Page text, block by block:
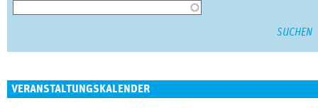
VERANSTALTUNGSKALENDER